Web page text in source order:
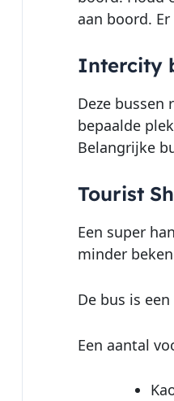
aan boord.
Intercity
Deze
bepaalde
Belangrijke
Tourist
Een super
minder
De bus is
Een aantal